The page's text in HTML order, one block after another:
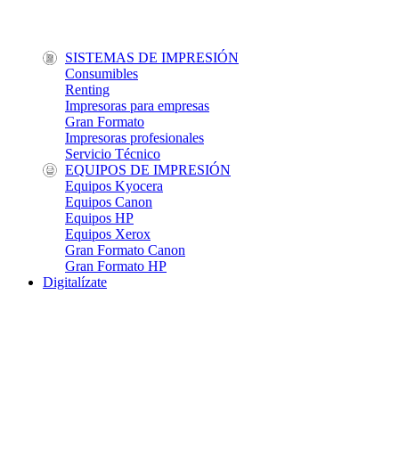
SISTEMAS DE IMPRESIÓN
Consumibles
Renting
Impresoras para empresas
Gran Formato
Impresoras profesionales
Servicio Técnico
EQUIPOS DE IMPRESIÓN
Equipos Kyocera
Equipos Canon
Equipos HP
Equipos Xerox
Gran Formato Canon
Gran Formato HP
Digitalízate